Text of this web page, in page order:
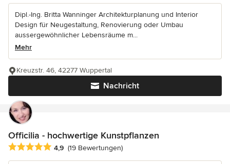
Dipl.-Ing. Britta Wanninger Architekturplanung und Interior
Design für Neugestaltung, Renovierung oder Umbau
aussergewöhnlicher Lebensräume m...
Mehr
Nachricht
Kreuzstr. 46, 42277 Wuppertal
Officilia - hochwertige Kunstpflanzen
Durchschnittliche Bewertung: 4.9 von 5 Sternen
4,9 (19 Bewertungen)